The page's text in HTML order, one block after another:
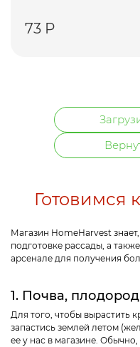
73 Р
Готовимся
Магазин HomeHarvest
подготовке рассады, а
арсенале для получения
1. Почва,
Для того, чтобы вырастить
запастись землей летом
ее у нас в магазине.